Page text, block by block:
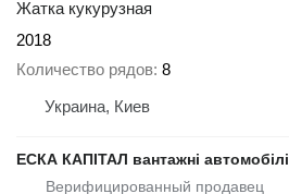
Жатка кукурузная
2018
Количество рядов 8
Украина, Киев
ЕСКА КАПІТАЛ вантажні автомобілі